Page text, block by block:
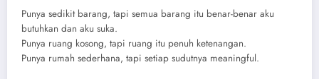
Punya sedikit barang, tapi semua barang itu benar-benar aku
butuhkan dan aku suka.
Punya ruang kosong, tapi ruang itu penuh ketenangan.
Punya rumah sederhana, tapi setiap sudutnya meaningful.